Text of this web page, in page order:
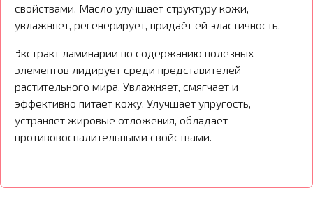
свойствами. Масло улучшает структуру кожи,
увлажняет, регенерирует, придаёт ей эластичность.
Экстракт ламинарии по содержанию полезных
элементов лидирует среди представителей
растительного мира. Увлажняет, смягчает и
эффективно питает кожу. Улучшает упругость,
устраняет жировые отложения, обладает
противовоспалительными свойствами.